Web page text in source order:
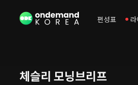
편성표
체슬리 모닝브리프